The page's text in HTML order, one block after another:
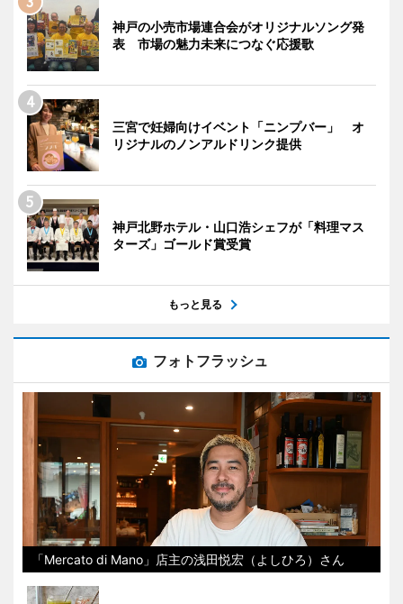
神戸の小売市場連合会がオリジナルソング発
表 市場の魅力未来につなぐ応援歌
三宮で妊婦向けイベント「ニンプバー」 オ
リジナルのノンアルドリンク提供
神戸北野ホテル・山口浩シェフが「料理マス
ターズ」ゴールド賞受賞
もっと見る
フォトフラッシュ
「Mercato di Mano」店主の浅田悦宏（よしひろ）さん